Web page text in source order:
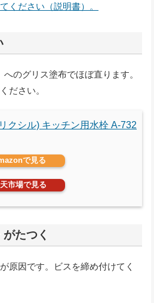
ください（説明書）。
のグリス塗布でほぼ直ります。
ださい。
クシル) キッチン用水栓 A-732
で見る
市場で見る
たつく
原因です。ビスを締め付けてく